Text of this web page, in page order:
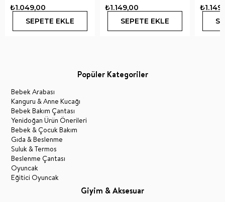
₺1.049,00
SEPETE EKLE
₺1.149,00
SEPETE EKLE
Popüler Kategoriler
Bebek Arabası
Kanguru & Anne Kucağı
Bebek Bakım Çantası
Yenidoğan Ürün Önerileri
Bebek & Çocuk Bakım
Gıda & Beslenme
Suluk & Termos
Beslenme Çantası
Oyuncak
Eğitici Oyuncak
Giyim & Aksesuar